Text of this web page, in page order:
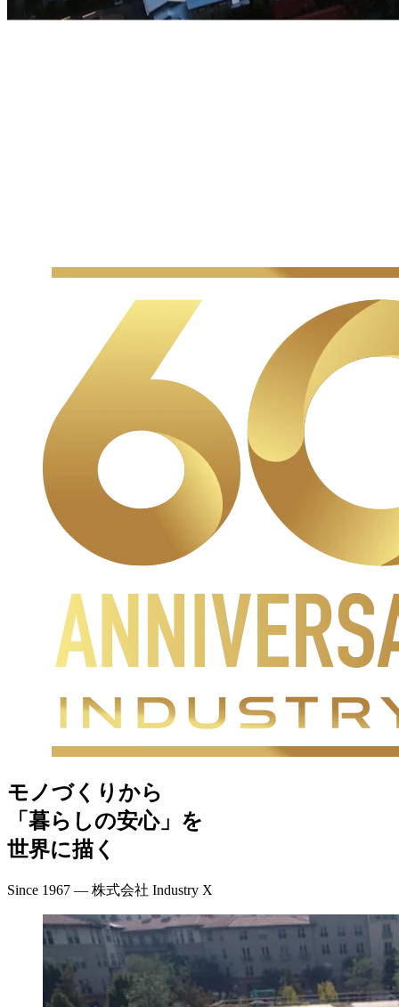
モノづくりから
「暮らしの安心」を
世界に描く
Since 1967 ― 株式会社 Industry X